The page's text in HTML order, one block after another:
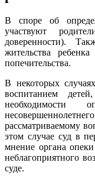
В споре об
участвуют
доверенности).
жительства
попечительства.
В некоторых
воспитанием
необходимости
рассматриваемому
этом случае суд в
мнение органа
неблагоприятного
суде.